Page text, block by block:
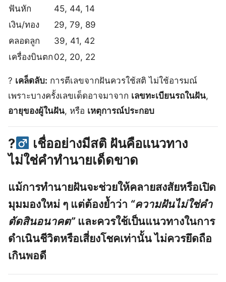
ฟันหัก
45, 44, 14
เงิน/ทอง
29, 79, 89
คลอดลูก
39, 41, 42
เครื่องบินตก 02, 20, 22
? เคล็ดลับ: การตีเลขจากฝันควรใช้สติ ไม่ใช้อารมณ์
เพราะบางครั้งเลขเด็ดอาจมาจาก เลขทะเบียนรถในฝัน,
อายุของผู้ในฝัน, หรือ เหตุการณ์ประกอบ
?‍
เชื่ออย่างมีสติ ฝันคือแนวทาง
ไม่ใช่คำทำนายเด็ดขาด
แม้การทำนายฝันจะช่วยให้คลายสงสัยหรือเปิด
มุมมองใหม่ ๆ แต่ต้องย้ำว่า “ความฝันไม่ใช่คำ
ตัดสินอนาคต”และควรใช้เป็นแนวทางในการ
ดำเนินชีวิตหรือเสี่ยงโชคเท่านั้น ไม่ควรยึดถือ
เกินพอดี